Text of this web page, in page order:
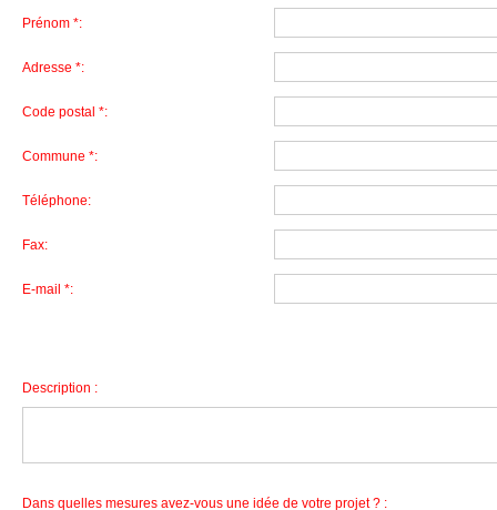
Prénom *:
Adresse *:
Code postal *:
Commune *:
Téléphone:
Fax:
E-mail *:
Description :
Dans quelles mesures avez-vous une idée de votre projet ? :